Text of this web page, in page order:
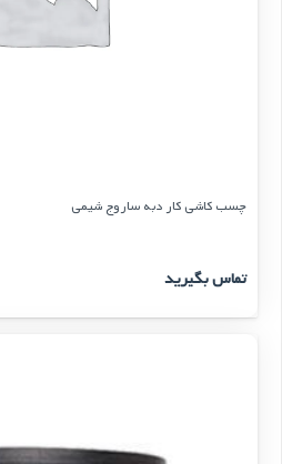
چسب کاشی کار دبه ساروج شیمی
تماس بگیرید